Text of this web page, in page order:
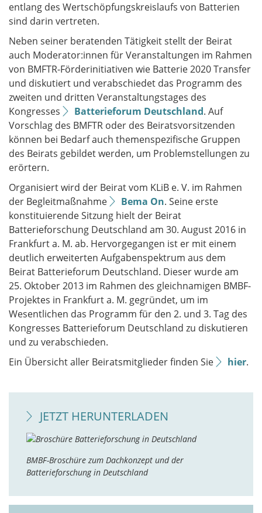
entlang des Wertschöpfungskreislaufs von Batterien
sind darin vertreten.
Neben seiner beratenden Tätigkeit stellt der Beirat
auch Moderator:innen für Veranstaltungen im Rahmen
von BMFTR-Förderinitiativen wie Batterie 2020 Transfer
und diskutiert und verabschiedet das Programm des
zweiten und dritten Veranstaltungstages des
Kongresses
Batterieforum Deutschland. Auf
Vorschlag des BMFTR oder des Beiratsvorsitzenden
können bei Bedarf auch themenspezifische Gruppen
des Beirats gebildet werden, um Problemstellungen zu
erörtern.
Organisiert wird der Beirat vom KLiB e. V. im Rahmen
der Begleitmaßnahme
Bema On. Seine erste
konstituierende Sitzung hielt der Beirat
Batterieforschung Deutschland am 30. August 2016 in
Frankfurt a. M. ab. Hervorgegangen ist er mit einem
deutlich erweiterten Aufgabenspektrum aus dem
Beirat Batterieforum Deutschland. Dieser wurde am
25. Oktober 2013 im Rahmen des gleichnamigen BMBF-
Projektes in Frankfurt a. M. gegründet, um im
Wesentlichen das Programm für den 2. und 3. Tag des
Kongresses Batterieforum Deutschland zu diskutieren
und zu verabschieden.
Ein Übersicht aller Beiratsmitglieder finden Sie
hier.
JETZT HERUNTERLADEN
BMBF-Broschüre zum Dachkonzept und der
Batterieforschung in Deutschland